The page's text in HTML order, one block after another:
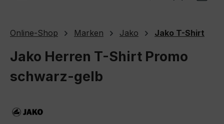
Online-Shop Marken Jako Jako T-Shirt
Jako Herren T-Shirt Promo
schwarz-gelb